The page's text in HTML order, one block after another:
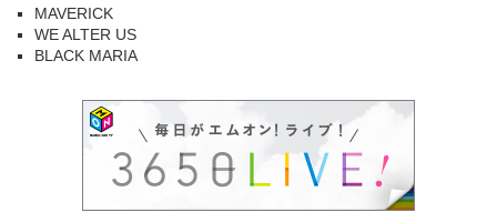
MAVERICK
WE ALTER US
BLACK MARIA